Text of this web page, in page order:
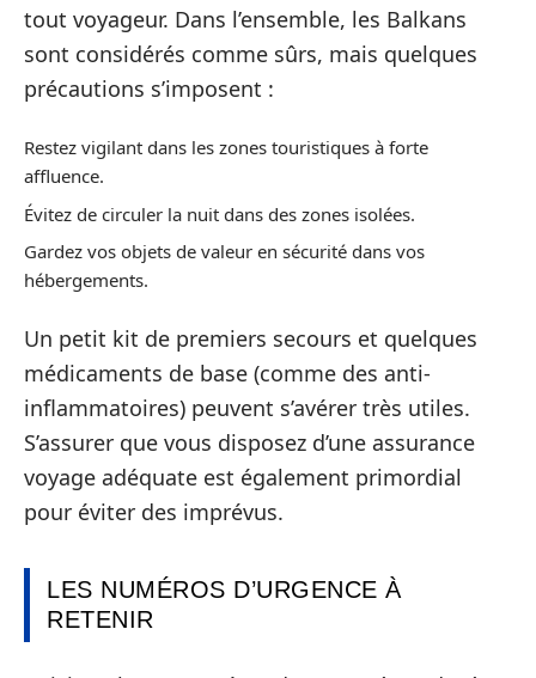
tout voyageur. Dans l’ensemble, les Balkans
sont considérés comme sûrs, mais quelques
précautions s’imposent :
Restez vigilant dans les zones touristiques à forte
affluence.
Évitez de circuler la nuit dans des zones isolées.
Gardez vos objets de valeur en sécurité dans vos
hébergements.
Un petit kit de premiers secours et quelques
médicaments de base (comme des anti-
inflammatoires) peuvent s’avérer très utiles.
S’assurer que vous disposez d’une assurance
voyage adéquate est également primordial
pour éviter des imprévus.
LES NUMÉROS D’URGENCE À
RETENIR